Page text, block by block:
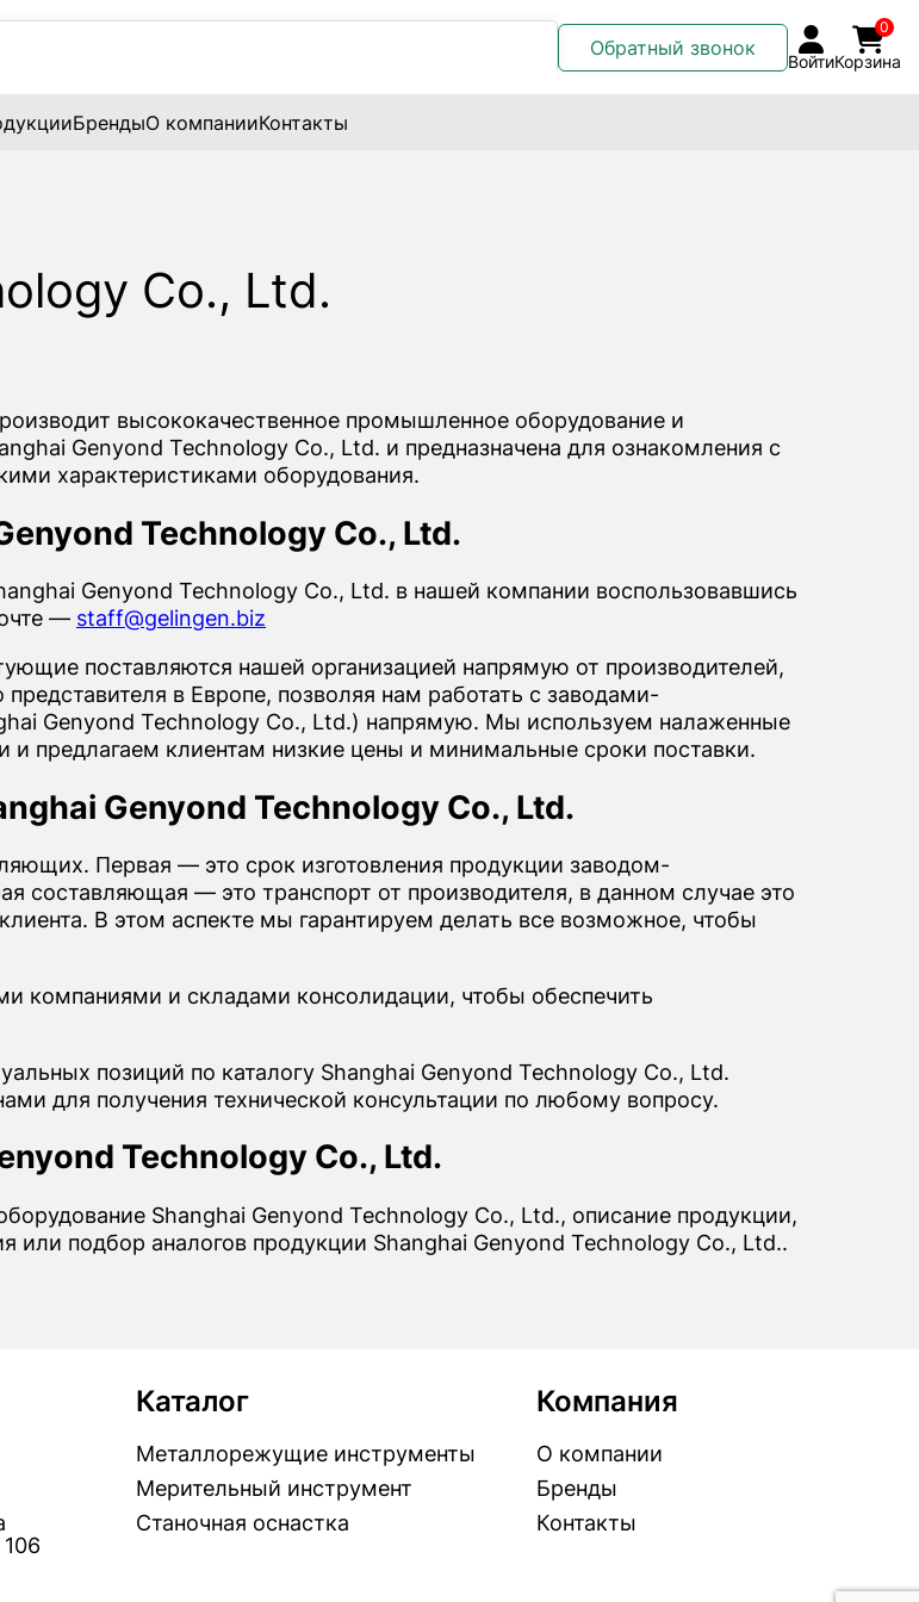
Обратный звонок
ВойтиКорзина
0
БрендыО компанииКонтакты
Co., Ltd.
высококачественное промышленное оборудование и
Genyond Technology Co., Ltd. и предназначена для ознакомления с
характеристиками оборудования.
Technology Co., Ltd.
Genyond Technology Co., Ltd. в нашей компании воспользовавшись
— staff@gelingen.biz
поставляются нашей организацией напрямую от производителей,
в Европе, позволяя нам работать с заводами-
Genyond Technology Co., Ltd.) напрямую. Мы используем налаженные
предлагаем клиентам низкие цены и минимальные сроки поставки.
Genyond Technology Co., Ltd.
Первая — это срок изготовления продукции заводом-
составляющая — это транспорт от производителя, в данном случае это
В этом аспекте мы гарантируем делать все возможное, чтобы
компаниями и складами консолидации, чтобы обеспечить
позиций по каталогу Shanghai Genyond Technology Co., Ltd.
для получения технической консультации по любому вопросу.
Technology Co., Ltd.
Shanghai Genyond Technology Co., Ltd., описание продукции,
или подбор аналогов продукции Shanghai Genyond Technology Co., Ltd..
Каталог
Металлорежущие инструменты
Мерительный инструмент
Станочная оснастка
Компания
О компании
Бренды
Контакты